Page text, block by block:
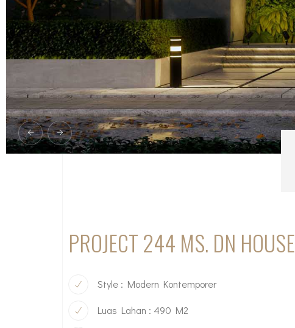
PROJECT 244 MS. DN HOUSE
Style : Modern Kontemporer
Luas Lahan : 490 M2